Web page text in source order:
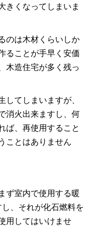
きくなってしまいま
のは木材くらいしか
ることが手早く安価
木造住宅が多く残っ
てしまいますが、
消火出来ますし、何
ば、再使用すること
ことはありません
ず室内で使用する暖
、それが化石燃料を
用してはいけませ